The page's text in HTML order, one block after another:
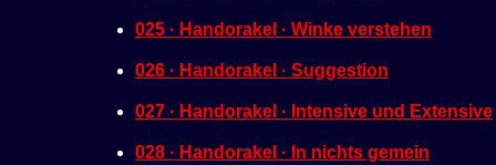
025 · Handorakel · Winke verstehen
026 · Handorakel · Suggestion
027 · Handorakel · Intensive und Extensive
028 · Handorakel · In nichts gemein